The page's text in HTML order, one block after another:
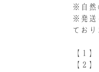
※自然
※発送
ており
【１
【２